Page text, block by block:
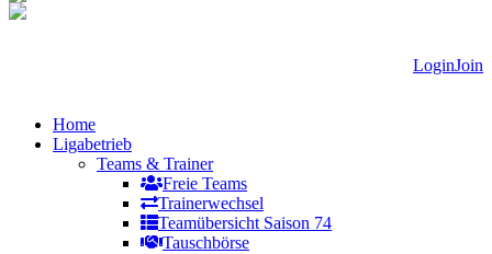
LoginJoin
Home
Ligabetrieb
Teams & Trainer
Freie Teams
Trainerwechsel
Teamübersicht Saison 74
Tauschbörse